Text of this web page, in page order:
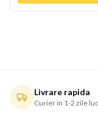
Livrare rapida
Curier in 1-2 zile